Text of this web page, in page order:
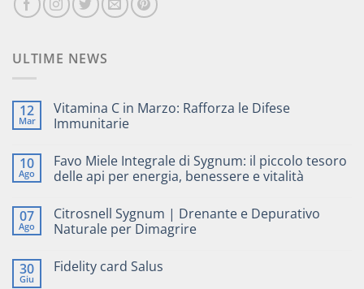
ULTIME NEWS
12
Mar
Vitamina C in Marzo: Rafforza le Difese
Immunitarie
10
Ago
Favo Miele Integrale di Sygnum: il piccolo tesoro
delle api per energia, benessere e vitalità
07
Ago
Citrosnell Sygnum | Drenante e Depurativo
Naturale per Dimagrire
30
Giu
Fidelity card Salus